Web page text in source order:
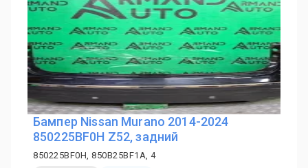
Бампер Nissan Murano 2014-2024
850225BF0H Z52, задний
850225BF0H, 850B25BF1A, 4